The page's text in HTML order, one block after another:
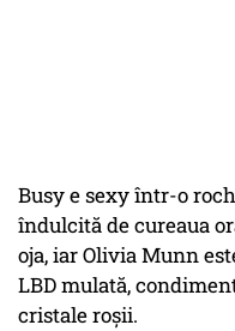
Busy e sexy într-o
îndulcită de cureaua
oja, iar Olivia Munn
LBD mulată,
cristale roşii.